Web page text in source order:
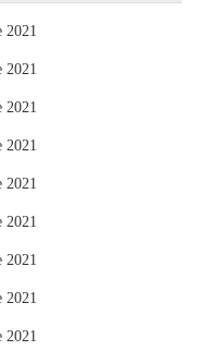
2021
2021
2021
2021
2021
2021
2021
2021
2021